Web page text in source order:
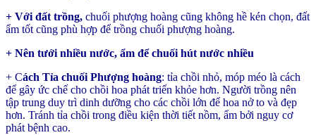
+ Với đất trồng, chuối phượng hoàng cũng không hề kén chọn, đất
ẩm tốt cũng phù hợp để trồng chuối phượng hoàng.
+ Nên tưới nhiều nước, ẩm để chuối hút nước nhiều
+ Cách Tỉa chuối Phượng hoàng: tỉa chồi nhỏ, móp méo là cách
để gây ức chế cho chồi hoa phát triển khỏe hơn. Người trồng nên
tập trung duy trì dinh dưỡng cho các chồi lớn để hoa nở to và đẹp
hơn. Tránh tỉa chồi trong điều kiện thời tiết nồm, ẩm bởi nguy cơ
phát bệnh cao.